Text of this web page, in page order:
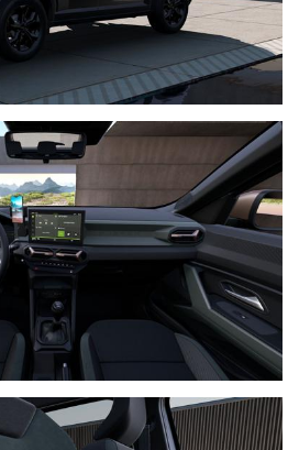
e limitatori di forza sui sedili anteriori e sui
fila
sul sedile centrale della seconda fila
sui sedili esterni della seconda fila
sicurezza anteriori e posteriori
sui sedili anteriori
fila
della corsia e di mantenimento della
posteriori
della pressione dei pneumatici
assistenza variabile
e profondità